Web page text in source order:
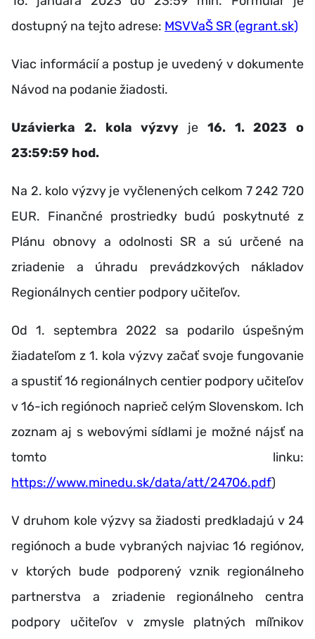
dostupný na tejto adrese: MSVVaŠ SR (egrant.sk)
Viac informácií a postup je uvedený v dokumente
Návod na podanie žiadosti.
Uzávierka 2. kola výzvy je 16. 1. 2023 o
23:59:59 hod.
Na 2. kolo výzvy je vyčlenených celkom 7 242 720
EUR. Finančné prostriedky budú poskytnuté z
Plánu obnovy a odolnosti SR a sú určené na
zriadenie a úhradu prevádzkových nákladov
Regionálnych centier podpory učiteľov.
Od 1. septembra 2022 sa podarilo úspešným
žiadateľom z 1. kola výzvy začať svoje fungovanie
a spustiť 16 regionálnych centier podpory učiteľov
v 16-ich regiónoch naprieč celým Slovenskom. Ich
zoznam aj s webovými sídlami je možné nájsť na
tomto linku:
https://www.minedu.sk/data/att/24706.pdf)
V druhom kole výzvy sa žiadosti predkladajú v 24
regiónoch a bude vybraných najviac 16 regiónov,
v ktorých bude podporený vznik regionálneho
partnerstva a zriadenie regionálneho centra
podpory učiteľov v zmysle platných míľnikov